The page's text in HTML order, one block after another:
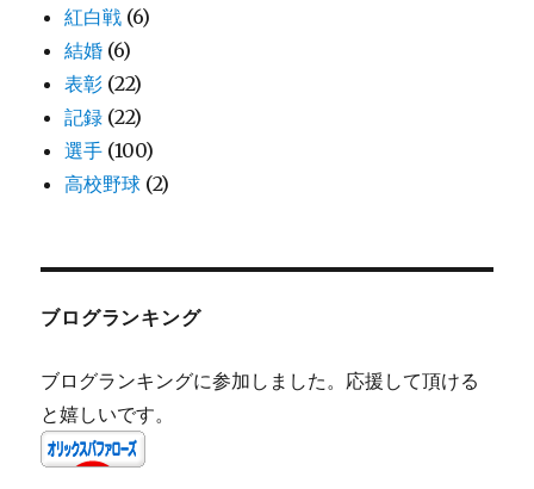
紅白戦 (6)
結婚 (6)
表彰 (22)
記録 (22)
選手 (100)
高校野球 (2)
ブログランキング
ブログランキングに参加しました。応援して頂ける
と嬉しいです。